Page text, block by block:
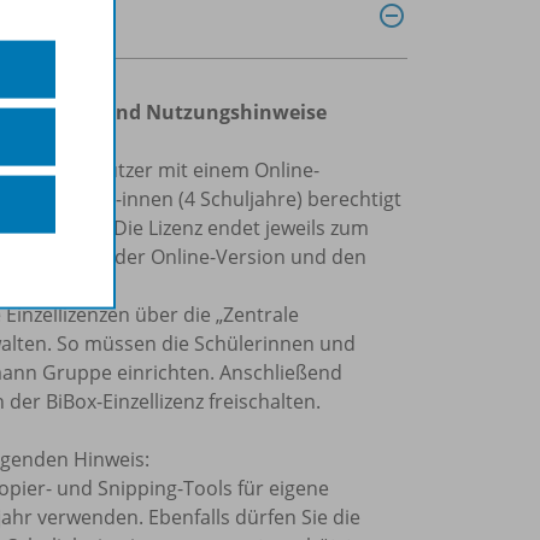
und Nutzungshinweise
Nutzer mit einem Online-
für Schüler/-innen (4 Schuljahre) berechtigt
Schüler). Die Lizenz endet jeweils zum
Version, der Online-Version und den
über die „Zentrale
So müssen die Schülerinnen und
Gruppe einrichten. Anschließend
BiBox-Einzellizenz freischalten.
Hinweis:
und Snipping-Tools für eigene
verwenden. Ebenfalls dürfen Sie die